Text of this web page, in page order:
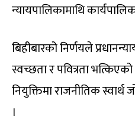
न्यायपालिकामाथि
बिहीबारको निर्णयले
स्वच्छता र पवित्रता
नियुक्तिमा राजनीतिक
।